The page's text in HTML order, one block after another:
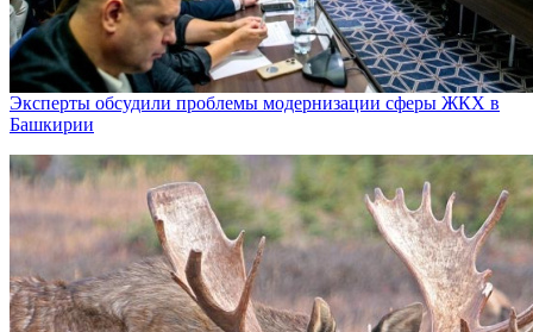
Эксперты обсудили проблемы модернизации сферы ЖКХ в
Башкирии